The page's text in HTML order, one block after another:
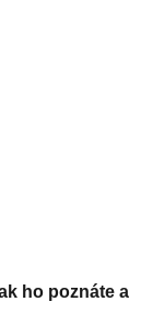
ho poznáte a